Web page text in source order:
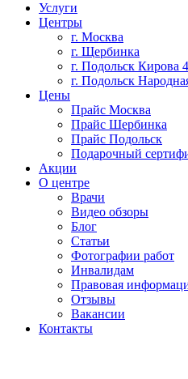
Услуги
Центры
г. Москва
г. Щербинка
г. Подольск Кирова
г. Подольск
Цены
Прайс Москва
Прайс Шербинка
Прайс Подольск
Подарочный
Акции
О центре
Врачи
Видео обзоры
Блог
Статьи
Фотографии работ
Инвалидам
Правовая
Отзывы
Вакансии
Контакты